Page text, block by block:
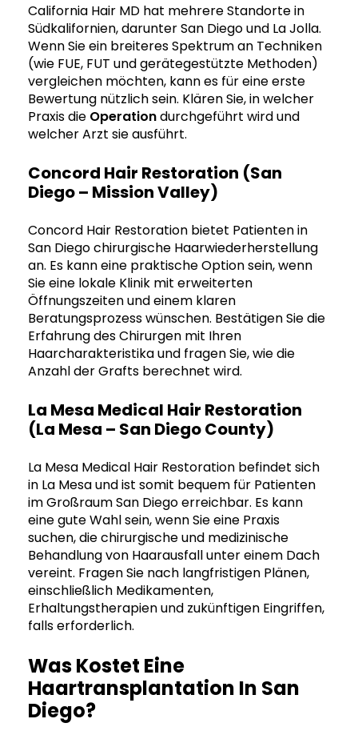
California Hair MD hat mehrere Standorte in
Südkalifornien, darunter San Diego und La Jolla.
Wenn Sie ein breiteres Spektrum an Techniken
(wie FUE, FUT und gerätegestützte Methoden)
vergleichen möchten, kann es für eine erste
Bewertung nützlich sein. Klären Sie, in welcher
Praxis die Operationdurchgeführt wird und
welcher Arzt sie ausführt.
Concord Hair Restoration (San
Diego – Mission Valley)
Concord Hair Restoration bietet Patienten in
San Diego chirurgische Haarwiederherstellung
an. Es kann eine praktische Option sein, wenn
Sie eine lokale Klinik mit erweiterten
Öffnungszeiten und einem klaren
Beratungsprozess wünschen. Bestätigen Sie die
Erfahrung des Chirurgen mit Ihren
Haarcharakteristika und fragen Sie, wie die
Anzahl der Grafts berechnet wird.
La Mesa Medical Hair Restoration
(La Mesa – San Diego County)
La Mesa Medical Hair Restoration befindet sich
in La Mesa und ist somit bequem für Patienten
im Großraum San Diego erreichbar. Es kann
eine gute Wahl sein, wenn Sie eine Praxis
suchen, die chirurgische und medizinische
Behandlung von Haarausfall unter einem Dach
vereint. Fragen Sie nach langfristigen Plänen,
einschließlich Medikamenten,
Erhaltungstherapien und zukünftigen Eingriffen,
falls erforderlich.
Was Kostet Eine
Haartransplantation In San
Diego?